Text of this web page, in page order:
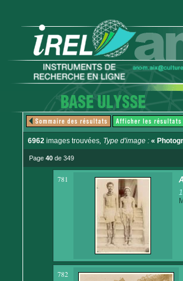
6962 images trouvées, Type d'image : «
Page 40 de 349
781
782